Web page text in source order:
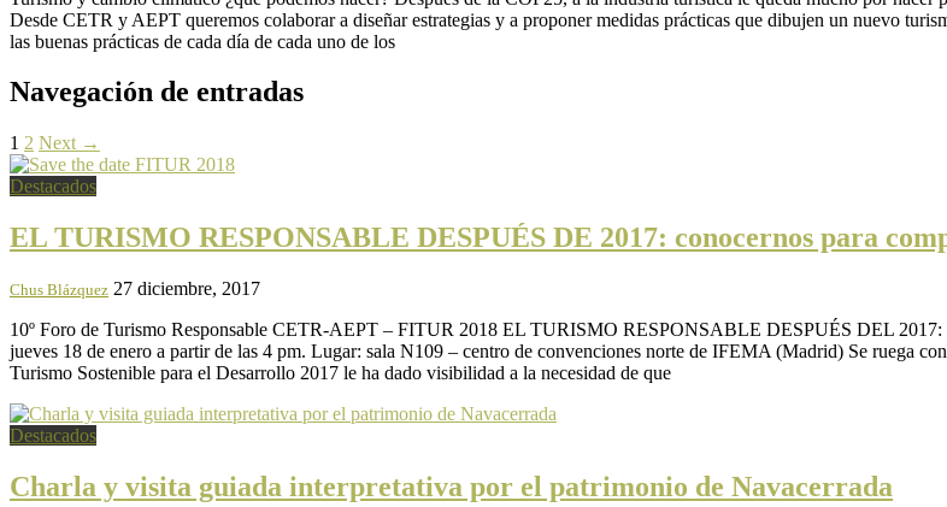
Desde CETR y AEPT queremos colaborar a diseñar estrategias y a proponer medidas prácticas que dibujen un nuevo
las buenas prácticas de cada día de cada uno de los
Navegación de entradas
1 2 Next →
Destacados
EL TURISMO RESPONSABLE DESPUÉS DE 2017: conocernos para
Chus Blázquez 27 diciembre, 2017
10º Foro de Turismo Responsable CETR-AEPT – FITUR 2018 EL TURISMO RESPONSABLE DESPUÉS DEL 2017:
jueves 18 de enero a partir de las 4 pm. Lugar: sala N109 – centro de convenciones norte de IFEMA (Madrid) Se ruega
Turismo Sostenible para el Desarrollo 2017 le ha dado visibilidad a la necesidad de que
Destacados
Charla y visita guiada interpretativa por el patrimonio de Navacerrada